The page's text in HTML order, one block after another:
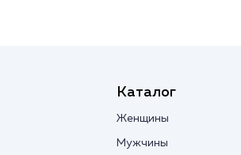
Каталог
Женщины
Мужчины